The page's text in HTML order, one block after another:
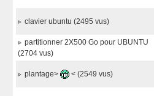
clavier ubuntu (2495 vus)
partitionner 2X500 Go pour UBUNTU
(2704 vus)
plantage> < (2549 vus)